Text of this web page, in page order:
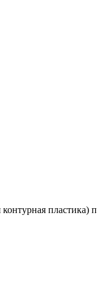
пластика)